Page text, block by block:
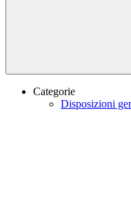
Categorie
Disposizioni